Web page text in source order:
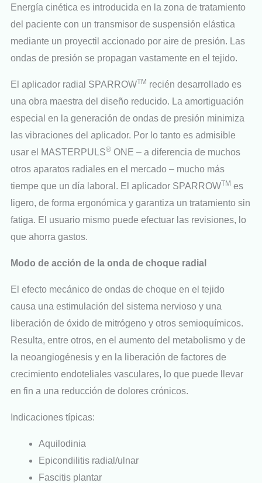
Energía cinética es introducida en la zona de tratamiento
del paciente con un transmisor de suspensión elástica
mediante un proyectil accionado por aire de presión. Las
ondas de presión se propagan vastamente en el tejido.
El aplicador radial SPARROWTM recién desarrollado es
una obra maestra del diseño reducido. La amortiguación
especial en la generación de ondas de presión minimiza
las vibraciones del aplicador. Por lo tanto es admisible
usar el MASTERPULS®ONE – a diferencia de muchos
otros aparatos radiales en el mercado – mucho más
tiempe que un día laboral. El aplicador SPARROWTM es
ligero, de forma ergonómica y garantiza un tratamiento sin
fatiga. El usuario mismo puede efectuar las revisiones, lo
que ahorra gastos.
Modo de acción de la onda de choque radial
El efecto mecánico de ondas de choque en el tejido
causa una estimulación del sistema nervioso y una
liberación de óxido de mitrógeno y otros semioquímicos.
Resulta, entre otros, en el aumento del metabolismo y de
la neoangiogénesis y en la liberación de factores de
crecimiento endoteliales vasculares, lo que puede llevar
en fin a una reducción de dolores crónicos.
Indicaciones típicas:
Aquilodinia
Epicondilitis radial/ulnar
Fascitis plantar